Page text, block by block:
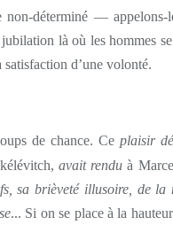
non-déterminé —
là où les hommes
d’une volonté.
de chance. Ceplaisir
avait rendu à
sa brièveté illusoire, de
... Si on se place à la